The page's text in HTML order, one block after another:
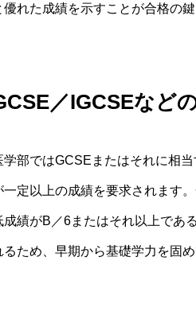
優れた成績を示すことが合格の鍵
／IGCSEなど
学部ではGCSEまたはそれに相
一定以上の成績を要求されます
成績がB／6またはそれ以上であ
るため、早期から基礎学力を固